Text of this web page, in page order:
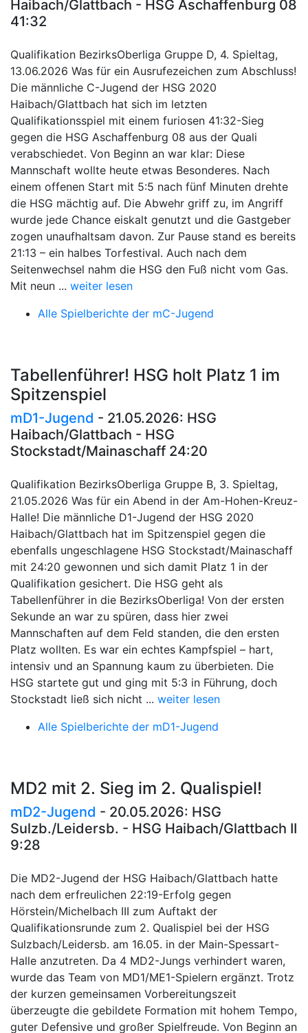
Haibach/Glattbach - HSG Aschaffenburg 08
41:32
Qualifikation BezirksOberliga Gruppe D, 4. Spieltag,
13.06.2026 Was für ein Ausrufezeichen zum Abschluss!
Die männliche C-Jugend der HSG 2020
Haibach/Glattbach hat sich im letzten
Qualifikationsspiel mit einem furiosen 41:32-Sieg
gegen die HSG Aschaffenburg 08 aus der Quali
verabschiedet. Von Beginn an war klar: Diese
Mannschaft wollte heute etwas Besonderes. Nach
einem offenen Start mit 5:5 nach fünf Minuten drehte
die HSG mächtig auf. Die Abwehr griff zu, im Angriff
wurde jede Chance eiskalt genutzt und die Gastgeber
zogen unaufhaltsam davon. Zur Pause stand es bereits
21:13 – ein halbes Torfestival. Auch nach dem
Seitenwechsel nahm die HSG den Fuß nicht vom Gas.
Mit neun ... weiter lesen
Alle Spielberichte der mC-Jugend
Tabellenführer! HSG holt Platz 1 im
Spitzenspiel
mD1-Jugend - 21.05.2026: HSG
Haibach/Glattbach - HSG
Stockstadt/Mainaschaff 24:20
Qualifikation BezirksOberliga Gruppe B, 3. Spieltag,
21.05.2026 Was für ein Abend in der Am-Hohen-Kreuz-
Halle! Die männliche D1-Jugend der HSG 2020
Haibach/Glattbach hat im Spitzenspiel gegen die
ebenfalls ungeschlagene HSG Stockstadt/Mainaschaff
mit 24:20 gewonnen und sich damit Platz 1 in der
Qualifikation gesichert. Die HSG geht als
Tabellenführer in die BezirksOberliga! Von der ersten
Sekunde an war zu spüren, dass hier zwei
Mannschaften auf dem Feld standen, die den ersten
Platz wollten. Es war ein echtes Kampfspiel – hart,
intensiv und an Spannung kaum zu überbieten. Die
HSG startete gut und ging mit 5:3 in Führung, doch
Stockstadt ließ sich nicht ... weiter lesen
Alle Spielberichte der mD1-Jugend
MD2 mit 2. Sieg im 2. Qualispiel!
mD2-Jugend - 20.05.2026: HSG
Sulzb./Leidersb. - HSG Haibach/Glattbach II
9:28
Die MD2-Jugend der HSG Haibach/Glattbach hatte
nach dem erfreulichen 22:19-Erfolg gegen
Hörstein/Michelbach III zum Auftakt der
Qualifikationsrunde zum 2. Qualispiel bei der HSG
Sulzbach/Leidersb. am 16.05. in der Main-Spessart-
Halle anzutreten. Da 4 MD2-Jungs verhindert waren,
wurde das Team von MD1/ME1-Spielern ergänzt. Trotz
der kurzen gemeinsamen Vorbereitungszeit
überzeugte die gebildete Formation mit hohem Tempo,
guter Defensive und großer Spielfreude. Von Beginn an